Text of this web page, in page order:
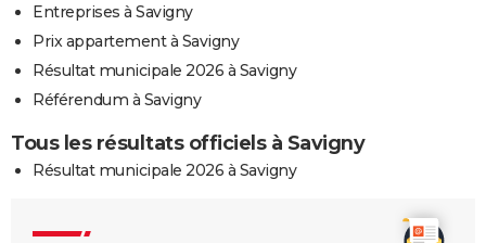
Entreprises à Savigny
Prix appartement à Savigny
Résultat municipale 2026 à Savigny
Référendum à Savigny
Tous les résultats officiels à Savigny
Résultat municipale 2026 à Savigny